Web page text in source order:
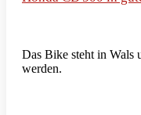
Das Bike steht in Wals
werden.